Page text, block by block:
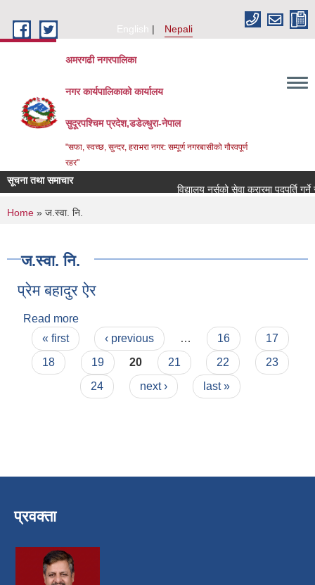
English
Nepali
अमरगढी नगरपालिका
नगर कार्यपालिकाको कार्यालय
सुदूरपश्चिम प्रदेश,डडेल्धुरा-नेपाल
"सफा, स्वच्छ, सुन्दर, हराभरा नगर: सम्पूर्ण नगरबासीको गौरवपूर्ण
रहर"
सूचना तथा समाचार
विद्यालय नर्सको सेवा करारमा पदपूर्ति गर्ने
You are here
Home » ज.स्वा. नि.
ज.स्वा. नि.
प्रेम बहादुर ऐर
Read more
Pages
« first ‹ previous … 16
17
18
19 20 21 22
23
24
next › last »
प्रवक्ता